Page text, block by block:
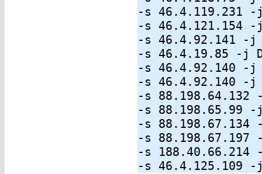
-s 46.4.119.231 -j
-s 46.4.121.154 -j
-s 46.4.92.141 -j
-s 46.4.19.85 -j
-s 46.4.92.140 -j
-s 46.4.92.140 -j
-s 88.198.64.132 -
-s 88.198.65.99 -j
-s 88.198.67.134 -
-s 88.198.67.197 -
-s 188.40.66.214 -
-s 46.4.125.109 -j